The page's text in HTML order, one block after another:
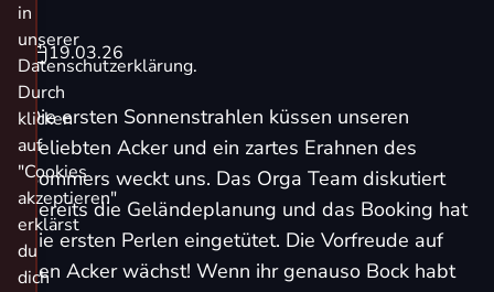
19.03.26
Die ersten Sonnenstrahlen küssen unseren
geliebten Acker und ein zartes Erahnen des
Sommers weckt uns. Das Orga Team diskutiert
bereits die Geländeplanung und das Booking hat
die ersten Perlen eingetütet. Die Vorfreude auf
den Acker wächst! Wenn ihr genauso Bock habt
in
unserer
Datenschutzerklärung.
Durch
klicken
auf
"Cookies
akzeptieren"
erklärst
du
dich